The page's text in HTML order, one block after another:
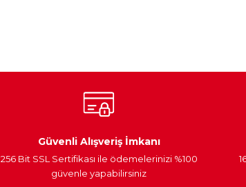
Ateşleme Sistemi
Güvenli Alışveriş İmkanı
256 Bit SSL Sertifikası ile ödemelerinizi %100
güvenle yapabilirsiniz